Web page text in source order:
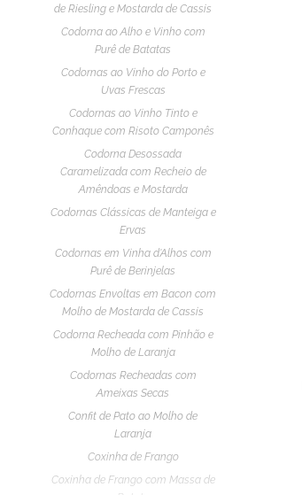
de Riesling e Mostarda de Cassis
Codorna ao Alho e Vinho com
Purê de Batatas
Codornas ao Vinho do Porto e
Uvas Frescas
Codornas ao Vinho Tinto e
Conhaque com Risoto Camponês
Codorna Desossada
Caramelizada com Recheio de
Amêndoas e Mostarda
Codornas Clássicas de Manteiga e
Ervas
Codornas em Vinha d'Alhos com
Purê de Berinjelas
Codornas Envoltas em Bacon com
Molho de Mostarda de Cassis
Codorna Recheada com Pinhão e
Molho de Laranja
Codornas Recheadas com
Ameixas Secas
Confit de Pato ao Molho de
Laranja
Coxinha de Frango
Coxinha de Frango com Massa de